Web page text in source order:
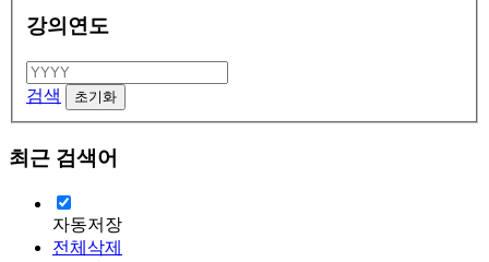
강의연도
검색
최근 검색어
자동저장
전체삭제